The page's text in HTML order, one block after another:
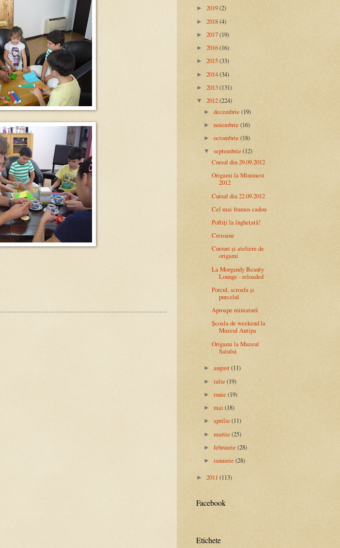
► 2019(2)
► 2018(4)
► 2017(19)
► 2016(16)
► 2015(33)
► 2014(34)
► 2013(131)
▼ 2012(224)
►decembrie(19)
►noiembrie(16)
►octombrie(18)
▼septembrie(12)
Cursul din 29.09.2012
Origami la Minimest
2012
Cursul din 22.09.2012
Cel mai frumos cadou
Poftiți la înghețată!
Creioane
Cursuri și ateliere de
origami
La Morgandy Beauty
Lounge - reloaded
Porcul, scroafa și
purcelul
Aproape miniatură
Școala de weekend la
Muzeul Antipa
Origami la Muzeul
Satului
►august(11)
►iulie(19)
►iunie(19)
►mai(18)
►aprilie(11)
►martie(25)
►februarie(28)
►ianuarie(28)
► 2011 (113)
Facebook
Etichete